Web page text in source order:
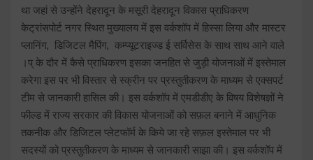
था जहां से उन्होंने देहरादून के मसूरी देहरादून विकास प्राधिकरण
केट्रांसपोर्ट नगर स्थित मुख्यालय में इस वर्कशॉप में हिस्सा लिया और मास्टर
प्लानिंग, डिजिटल मैपिंग, कम्प्यूटराइज्ड ई सर्विसेस के साथ साथ आने वाले
।प् के दौर में कैसे प्राधिकरण इसका जनहित से जुड़ी योजनाओं में इस्तेमाल
करेगा इस पर भी विस्तार से स्क्रीन पर प्रस्तुतीकरण के माध्यम से एक्सपर्ट
टीम से जानकारी हासिल की। इस वर्कशॉप में एमडीडीए के विषय विशेषज्ञों ने
फील्ड में राज्य सरकार की विकास योजनाओं को सफ़ल बनाने में आधुनिक
तकनीक और डिजिटल प्लेटफॉर्म के किये जा रहे सफ़ल इस्तेमाल पर भी
सदस्यों को प्रस्तुतीकरण के माध्यम से जानकारी साझा की। इस वर्कशॉप में